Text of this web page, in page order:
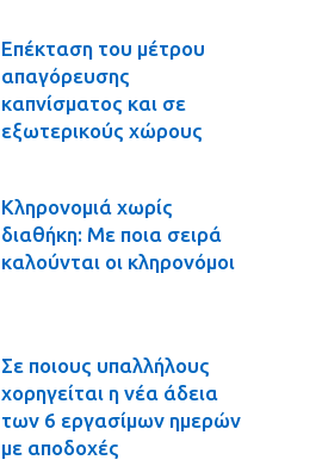
Επέκταση του μέτρου
απαγόρευσης
καπνίσματος και σε
εξωτερικούς χώρους
Κληρονομιά χωρίς
διαθήκη: Με ποια σειρά
καλούνται οι κληρονόμοι
Σε ποιους υπαλλήλους
χορηγείται η νέα άδεια
των 6 εργασίμων ημερών
με αποδοχές